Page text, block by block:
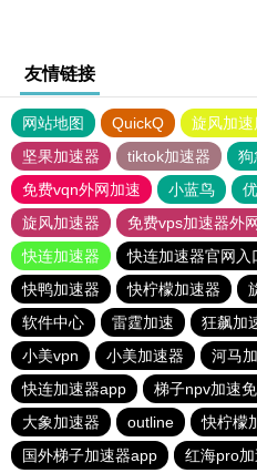
友情链接
网站地图 QuickQ 旋风加速
坚果加速器
tiktok加速器
狗
免费vqn外网加速
小蓝鸟
旋风加速器
免费vps加速器外
快连加速器
快连加速器官网入
快鸭加速器
快柠檬加速器
软件中心
雷霆加速 狂飙加
小美vpn
小美加速器 河马
快连加速器app
梯子npv加速
大象加速器
outline 快柠檬
国外梯子加速器app
红海pro加